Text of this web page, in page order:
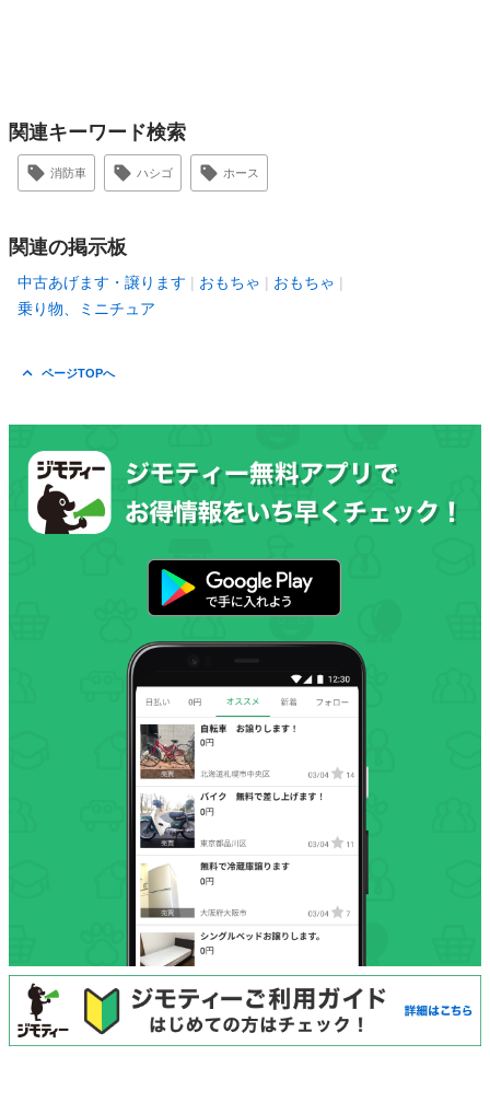
関連キーワード検索
消防車 ハシゴ ホース
関連の掲示板
中古あげます・譲ります おもちゃ
おもちゃ
乗り物、ミニチュア
ページTOPへ